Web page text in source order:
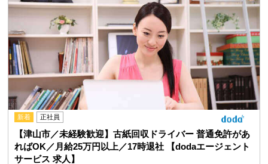
新着 正社員
【津山市／未経験歓迎】古紙回収ドライバー 普通免許があ
ればOK／月給25万円以上／17時退社 【dodaエージェント
サービス 求人】